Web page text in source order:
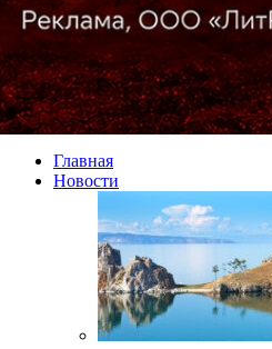
Главная
Новости